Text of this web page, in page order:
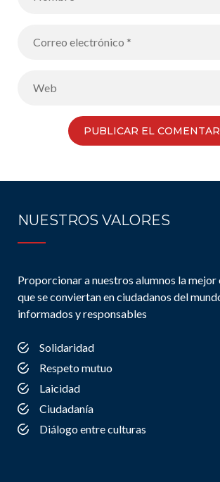
NUESTROS VALORES
Proporcionar a nuestros alumnos la mejor
que se conviertan en ciudadanos del
informados y responsables
Solidaridad
Respeto mutuo
Laicidad
Ciudadanía
Diálogo entre culturas